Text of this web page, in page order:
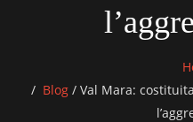
Blog /Val Mara: